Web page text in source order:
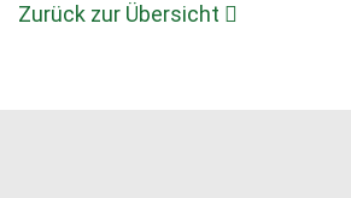
Zurück zur Übersicht